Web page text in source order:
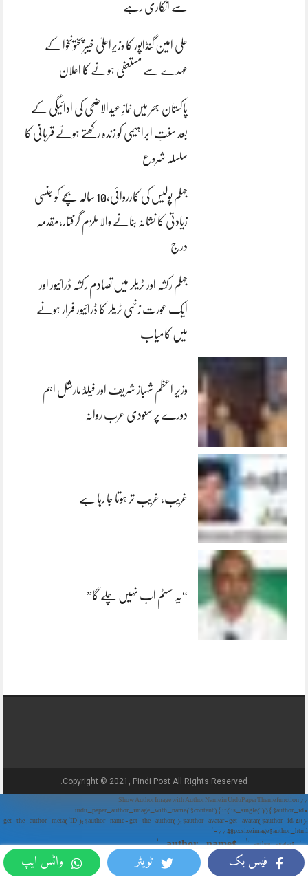
فیس بک ٹویٹر واٹس ایپ
سے انکاری رہے
علی امین گنڈاپور کا وزیراعلیٰ خیبرپختونخوا کے
عہدے سے مستعفی ہونے کا اعلان
پاکستان بھر میں نمازِ عیدالاضحی کی ادائیگی کے
بعد سنتِ ابراہیمی کو زندہ رکھتے ہوئے قربانی کا
سلسلہ شروع
جہلم پولیس کی کارروائی،10 سالہ بچے کو جنسی
زیادتی کا نشانہ بنانے والا ملزم گرفتار،مقدمہ
درج
جہلم رکشہ اور ٹریلر میں تصادم رکشہ ڈرائیور اور
ایک عورت زخمی ٹریلر کا ڈرائیور فرار ہونے
میں کامیاب
وزیر اعظم شہباز شریف اور فیلڈ مارشل اہم
دورے پر سعودی عرب روانہ
غریب، غریب تر ہوتا جا رہا ہے
“یہ سسٹم اب نہیں چلے گا”
Copyright © 2021, Pindi Post All Rights Reserved.
// Show Author Image with Author Name in UrduPaper Theme function
urdu_paper_author_image_with_name($content) { if (is_single()) { $author_id =
get_the_author_meta('ID'); $author_name = get_the_author(); $author_avatar = get_avatar($author_id, 48);
// 48px size image $author_html = '
' . $author_avatar . '
' . $author_name . '
'; return $author_html . $content; } return $content; } add_filter('the_content',
'urdu_paper_author_image_with_name');